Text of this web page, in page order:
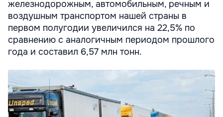
железнодорожным, автомобильным, речным и
воздушным транспортом нашей страны в
первом полугодии увеличился на 22,5% по
сравнению с аналогичным периодом прошлого
года и составил 6,57 млн ​​тонн.